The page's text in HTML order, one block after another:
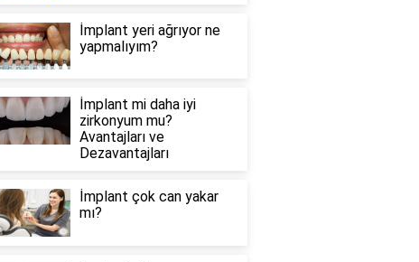
İmplant yeri ağrıyor ne
yapmalıyım?
İmplant mi daha iyi
zirkonyum mu?
Avantajları ve
Dezavantajları
İmplant çok can yakar
mı?